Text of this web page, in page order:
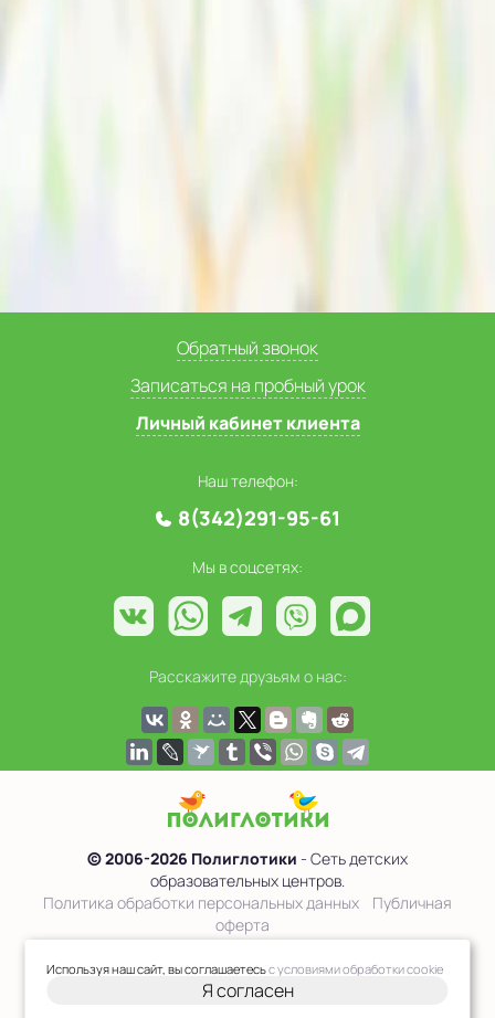
Обратный звонок
Записаться на пробный урок
Личный кабинет клиента
Наш телефон:
8(342)291-95-61
Мы в соцсетях:
Расскажите друзьям о нас:
© 2006-2026 Полиглотики - Сеть детских
образовательных центров.
Политика обработки персональных данных
Публичная
оферта
Сведения об образовательной организации
Используя наш сайт, вы соглашаетесьс условиями обработки cookie
Я согласен